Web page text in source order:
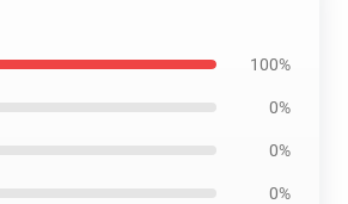
100%
0%
0%
0%